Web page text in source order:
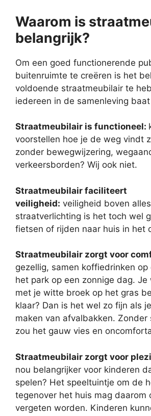
Waarom is
belangrijk?
Om een goed functionerende
buitenruimte te creëren is het
voldoende straatmeubilair te
iedereen in de samenleving
Straatmeubilair is functioneel:
voorstellen hoe je de weg vindt
zonder bewegwijzering,
verkeersborden? Wij ook niet.
Straatmeubilair faciliteert
veiligheid: veiligheid boven
straatverlichting is het toch wel
fietsen of rijden naar huis in het
Straatmeubilair zorgt voor
gezellig, samen koffiedrinken op
het park op een zonnige dag.
met je witte broek op het gras
klaar? Dan is het wel zo fijn als
maken van afvalbakken.
zou het gauw vies en
Straatmeubilair zorgt voor
nou belangrijker voor kinderen
spelen? Het speeltuintje om de
tegenover het huis mag daarom
vergeten worden. Kinderen